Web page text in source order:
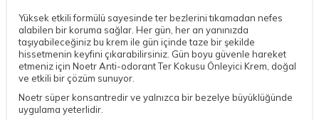
Yüksek etkili formülü sayesinde ter bezlerini tıkamadan nefes
alabilen bir koruma sağlar. Her gün, her an yanınızda
taşıyabileceğiniz bu krem ile gün içinde taze bir şekilde
hissetmenin keyfini çıkarabilirsiniz. Gün boyu güvenle hareket
etmeniz için Noetr Anti-odorant Ter Kokusu Önleyici Krem, doğal
ve etkili bir çözüm sunuyor.
Noetr süper konsantredir ve yalnızca bir bezelye büyüklüğünde
uygulama yeterlidir.